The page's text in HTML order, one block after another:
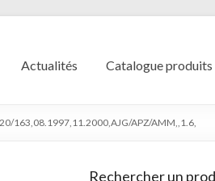
Actualités Catalogue produits
163,08.1997,11.2000,AJG/APZ/AMM,,1.6,
Rechercher un